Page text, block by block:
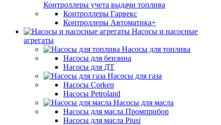
Контроллеры учета выдачи топлива
Контроллеры Гарвекс
Контроллеры Автоматика+
Насосы и насосные
агрегаты
Насосы для топлива
Насосы для бензина
Насосы для ДТ
Насосы для газа
Насосы Corken
Насосы Petroland
Насосы для масла
Насосы для масла Промприбор
Насосы для масла Piusi